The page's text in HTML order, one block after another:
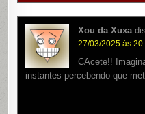
Xou da Xuxa
27/03/2025 às
CAcete!!
instantes percebendo que